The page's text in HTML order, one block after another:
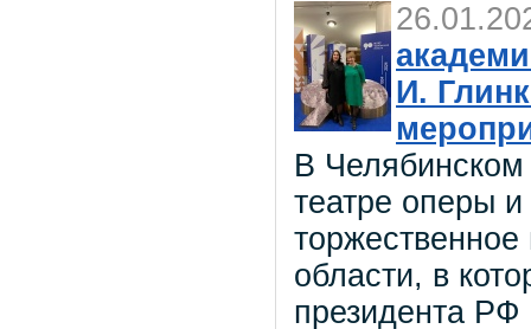
И.
В Челябинском
театре оперы
области, в
президента